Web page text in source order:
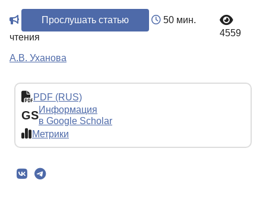
Прослушать статью
50 мин.
чтения
4559
А.В. Уханова
PDF (RUS)
GSИнформация
в Google Scholar
Метрики